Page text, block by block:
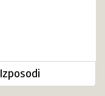
Izposodi